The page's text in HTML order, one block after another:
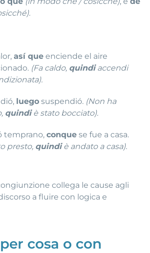
así que enciende el aire
(Fa caldo, quindiaccendi
luego suspendió. (Non ha
quindiè stato bocciato).
temprano,conque se fue a casa.
presto, quindiè andato a casa).
collega le cause agli
a fluire con logica e
cosa o con